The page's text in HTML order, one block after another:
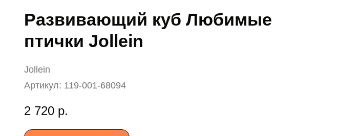
Развивающий куб Любимые
птички Jollein
Jollein
Артикул: 119-001-68094
2 720 р.